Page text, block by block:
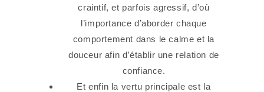
craintif, et parfois agressif, d’où
l’importance d’aborder chaque
comportement dans le calme et la
douceur afin d’établir une relation de
confiance.
Et enfin la vertu principale est la